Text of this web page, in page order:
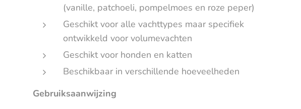
(vanille, patchoeli, pompelmoes en roze peper)
Geschikt voor alle vachttypes maar specifiek
ontwikkeld voor volumevachten
Geschikt voor honden en katten
Beschikbaar in verschillende hoeveelheden
Gebruiksaanwijzing